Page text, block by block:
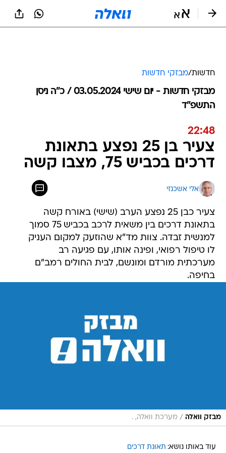
חדשות/מבזקי חדשות
מבזקי חדשות - יום שישי 03.05.2024 / כ״ה ניסן
התשפ"ד
22:48
צעיר בן 25 נפצע בתאונת
דרכים בכביש 75, מצבו קשה
אלי אשכנזי
צעיר כבן 25 נפצע הערב (שישי) באורח קשה
בתאונת דרכים בין משאית לרכב בכביש 75 סמוך
למנשית זבדה. צוות מד"א שהוזעק למקום העניק
לו טיפול רפואי, ופינה אותו, עם פגיעה רב
מערכתית מורדם ומונשם, לבית החולים רמב"ם
בחיפה.
מבזק וואלה / מערכת וואלה, .
עוד באותו נושא: תאונת דרכים